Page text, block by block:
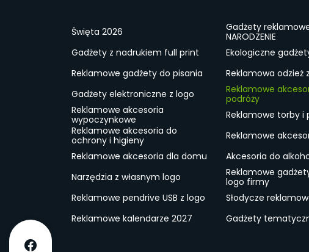
Święta 2026
Gadżety
NARODZENIE
Gadżety z nadrukiem full print
Ekologiczne
Reklamowe gadżety do pisania
Reklamowa odzież
Gadżety elektroniczne z logo
Reklamowe
podróży
Reklamowe akcesoria
wypoczynkowe
Reklamowe torby i
Reklamowe akcesoria do
ochrony i higieny
Reklamowe
Reklamowe akcesoria dla domu
Akcesoria do
Narzędzia z własnym logo
Reklamowe
logo firmy
Reklamowe pendrive USB z logo
Słodycze
Reklamowe kalendarze 2027
Gadżety